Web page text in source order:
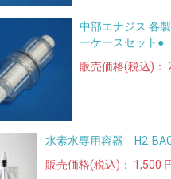
中部エナジス 各
ーケースセット●
販売価格(税込)：
水素水専用容器 H2-
販売価格(税込)：
1,500